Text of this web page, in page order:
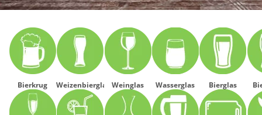
Bierkrug Weizenbierglas Weinglas Wasserglas Bierglas